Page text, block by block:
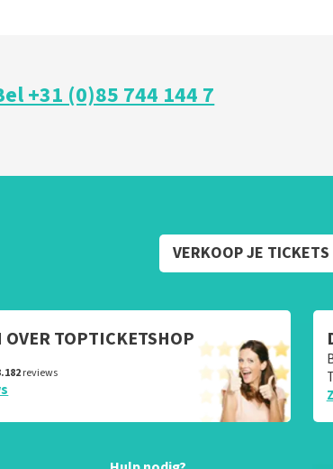
+31 (0)85 744 144 7
VERKOOP JE TICKETS
TOPTICKETSHOP
reviews